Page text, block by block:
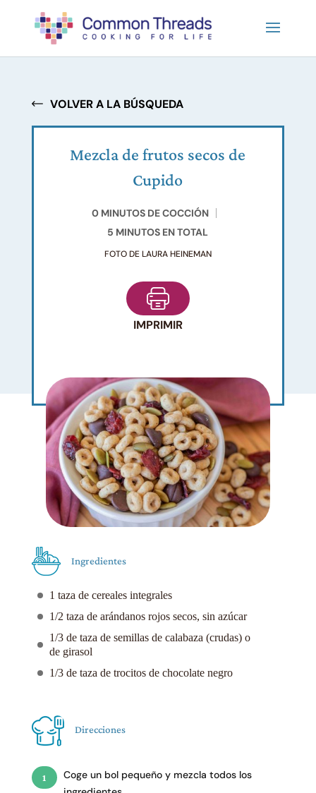
VOLVER A LA BÚSQUEDA
Mezcla de frutos secos de
Cupido
0 MINUTOS DE COCCIÓN
5 MINUTOS EN TOTAL
FOTO DE LAURA HEINEMAN
IMPRIMIR
Ingredientes
1 taza de cereales integrales
1/2 taza de arándanos rojos secos, sin azúcar
1/3 de taza de semillas de calabaza (crudas) o
de girasol
1/3 de taza de trocitos de chocolate negro
Direcciones
Coge un bol pequeño y mezcla todos los